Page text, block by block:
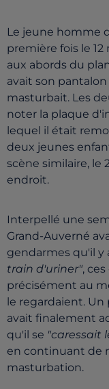
Le jeune homme
première fois le
aux abords du
avait son
masturbait. Les
noter la plaque
lequel il était
deux jeunes
scène similaire, le
endroit.
Interpellé une
Grand-Auverné
gendarmes qu'il y
train d'uriner",
précisément au
le regardaient.
avait finalement
qu'il se "caressait
en continuant de
masturbation.